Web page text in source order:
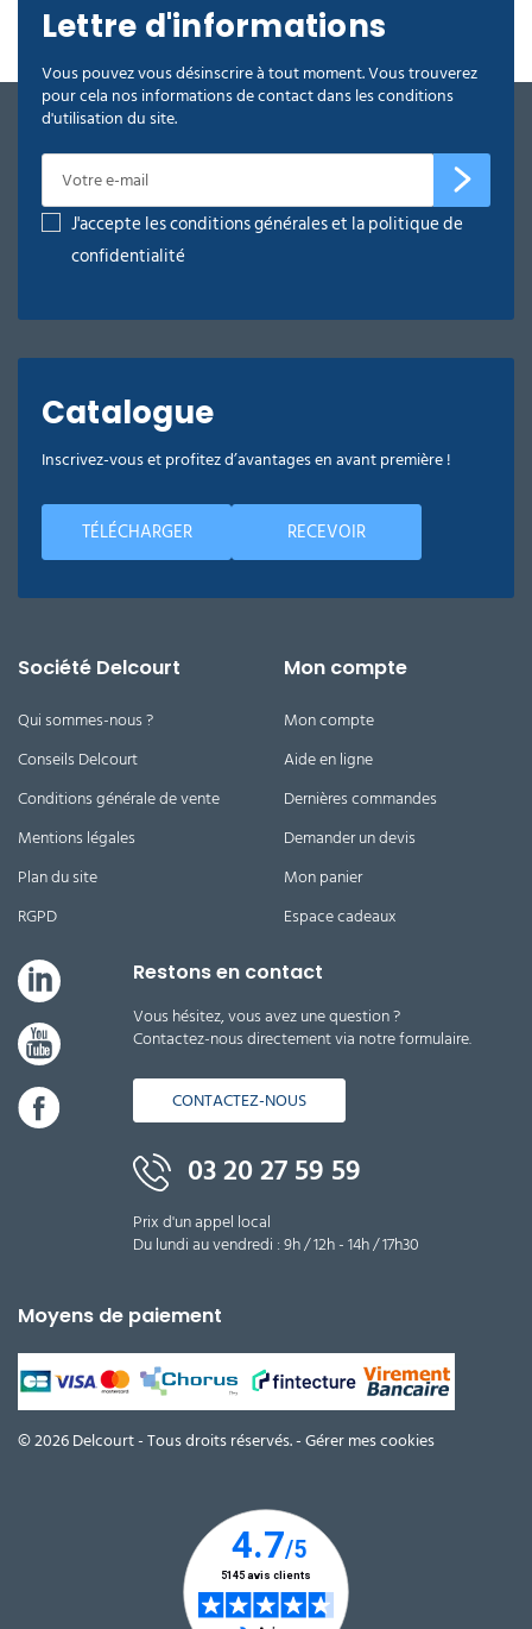
Lettre d'informations
Vous pouvez vous désinscrire à tout moment. Vous trouverez
pour cela nos informations de contact dans les conditions
d'utilisation du site.
J'accepte les conditions générales et la politique de
confidentialité
Catalogue
Inscrivez-vous et profitez d’avantages en avant première !
TÉLÉCHARGER RECEVOIR
Société Delcourt
Qui sommes-nous ?
Conseils Delcourt
Conditions générale de vente
Mentions légales
Plan du site
RGPD
Mon compte
Mon compte
Aide en ligne
Dernières commandes
Demander un devis
Mon panier
Espace cadeaux
Restons en contact
Vous hésitez, vous avez une question ?
Contactez-nous directement via notre formulaire.
CONTACTEZ-NOUS
03 20 27 59 59
Prix d'un appel local
Du lundi au vendredi : 9h / 12h - 14h / 17h30
Moyens de paiement
© 2026 Delcourt - Tous droits réservés. -Gérer mes cookies